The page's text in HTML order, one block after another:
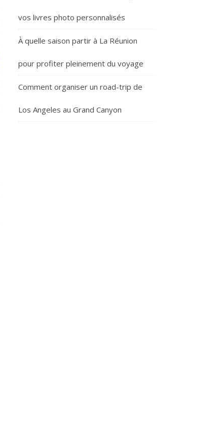
vos livres photo personnalisés
À quelle saison partir à La Réunion
pour profiter pleinement du voyage
Comment organiser un road-trip de
Los Angeles au Grand Canyon